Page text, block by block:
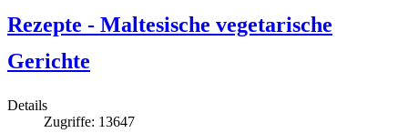
Rezepte - Maltesische vegetarische
Gerichte
Details
Zugriffe: 13647